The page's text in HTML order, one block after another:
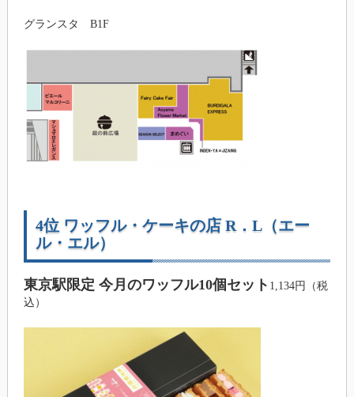
グランスタ B1F
4位 ワッフル・ケーキの店 R．L（エー
ル・エル）
東京駅限定 今月のワッフル10個セット 1,134円（税
込）